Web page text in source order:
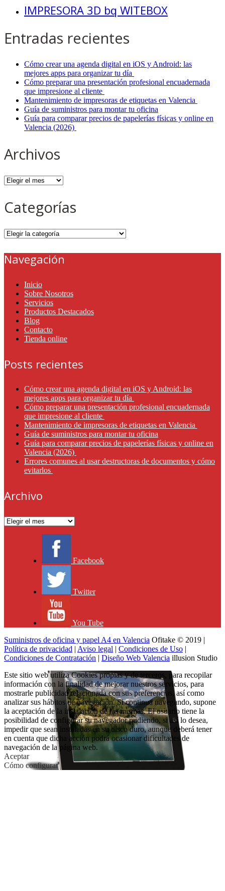
IMPRESORA 3D bq WITEBOX
Entradas recientes
Cómo crear una agenda digital en iOS y Android: las
mejores apps para organizar tu día
Cómo preparar una presentación profesional encuadernada
que impresione al cliente
Mantenimiento de impresoras de etiquetas en Valencia
Guía de suministros para montar tu oficina
Guía para comparar precios de papelerías físicas y online en
Valencia (2026)
Archivos
Archivos
Categorías
Categorías
Navegación
Inicio
Sobre Nosotros
Servicios
Productos Destacados
Blog
Contacto
Tienda online
Posts recientes
Cómo crear una agenda digital en iOS y Android: las
mejores apps para organizar tu día
Cómo preparar una presentación profesional encuadernada
que impresione al cliente
Mantenimiento de impresoras de etiquetas en Valencia
Guía de suministros para montar tu oficina
Guía para comparar precios de papelerías físicas y online en
Valencia (2026)
Errores comunes al usar destructoras de documentos y cómo
evitarlos
Archivo
Archivo
Facebook
Twitter
You Tube
Suministros de oficina y papel A4 en Valencia Ofitake © 2019 |
Política de privacidad | Aviso legal | Condiciones de Uso |
Condiciones de Contratación | Diseño Web Valencia illusion Studio
Este sitio web utiliza Cookies propias y de terceros, para recopilar
información con la finalidad de mejorar nuestros servicios, para
mostrarle publicidad relacionada con sus preferencias, así como
analizar sus hábitos de navegación. Si continua navegando, supone
la aceptación de la instalación de las mismas. El usuario tiene la
posibilidad de configurar su navegador pudiendo, si así lo desea,
impedir que sean instaladas en su disco duro, aunque deberá tener
en cuenta que dicha acción podrá ocasionar dificultades de
navegación de la página web.
Aceptar
Cómo configurar